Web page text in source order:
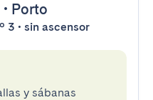
• Porto
3 • sin ascensor
y sábanas